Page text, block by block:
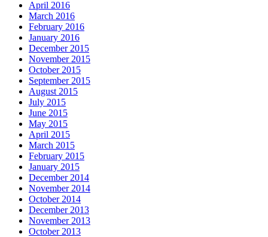
April 2016
March 2016
February 2016
January 2016
December 2015
November 2015
October 2015
September 2015
August 2015
July 2015
June 2015
May 2015
April 2015
March 2015
February 2015
January 2015
December 2014
November 2014
October 2014
December 2013
November 2013
October 2013